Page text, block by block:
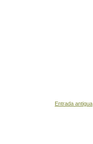
Entrada antigua